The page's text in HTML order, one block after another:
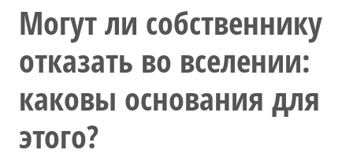
Могут ли собственнику
отказать во вселении:
каковы основания для
этого?